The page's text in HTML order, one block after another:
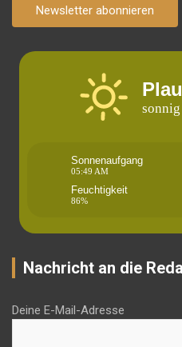
Newsletter abonnieren
sonnig
Sonnenaufgang
05:49 AM
Feuchtigkeit
86%
Nachricht an die
Deine E-Mail-Adresse